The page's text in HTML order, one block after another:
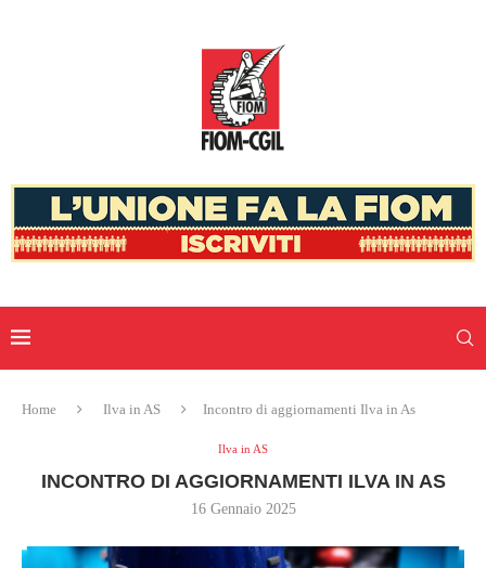
Home Ilva in AS Incontro di aggiornamenti Ilva in As
Ilva in AS
INCONTRO DI AGGIORNAMENTI ILVA IN AS
16 Gennaio 2025